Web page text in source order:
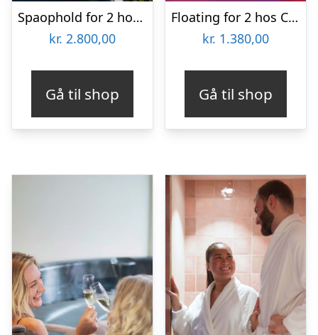
Spaophold for 2 hos Hotel BramslevGaard
kr. 2.800,00
Gå til shop
Floating for 2 hos Copenhagen Float
kr. 1.380,00
Gå til shop